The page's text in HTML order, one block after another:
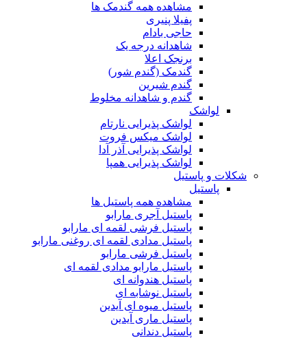
مشاهده همه گندمک ها
پفیلا پنیری
حاجی بادام
شاهدانه درجه یک
برنجک اعلا
گندمک (گندم شور)
گندم شیرین
گندم و شاهدانه مخلوط
لواشک
لواشک پذیرایی نارتام
لواشک میکس فروت
لواشک پذیرایی آذر آدا
لواشک پذیرایی همپا
شکلات و پاستیل
پاستیل
مشاهده همه پاستیل ها
پاستیل آجری مارابو
پاستیل فرشی لقمه ای مارابو
پاستیل مدادی لقمه ای روغنی مارابو
پاستیل فرشی مارابو
پاستیل مارابو مدادی لقمه ای
پاستیل هندوانه ای
پاستیل نوشابه ای
پاستیل میوه ای آیدین
پاستیل ماری آیدین
پاستیل دندانی